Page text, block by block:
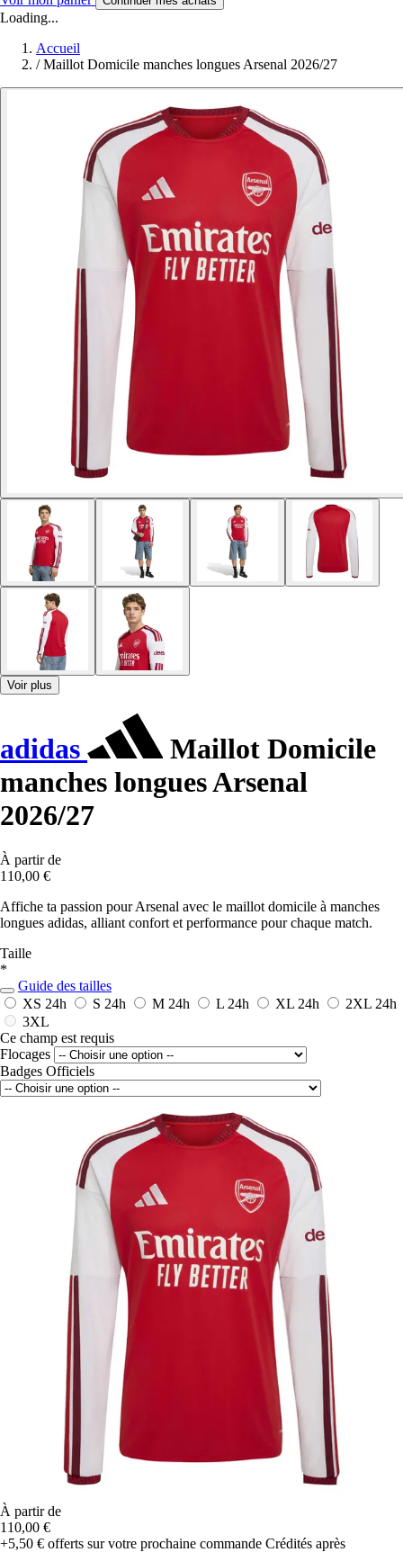
Loading...
Accueil
/ Maillot Domicile manches longues Arsenal 2026/27
Voir plus
adidas
Maillot Domicile
manches longues Arsenal
2026/27
À partir de
110,00 €
Affiche ta passion pour Arsenal avec le maillot domicile à manches
longues adidas, alliant confort et performance pour chaque match.
Taille
*
Guide des tailles
XS 24h S 24h M 24h L 24h XL 24h 2XL 24h
3XL
Ce champ est requis
Flocages
Badges Officiels
À partir de
110,00 €
+5,50 € offerts sur votre prochaine commande Crédités après